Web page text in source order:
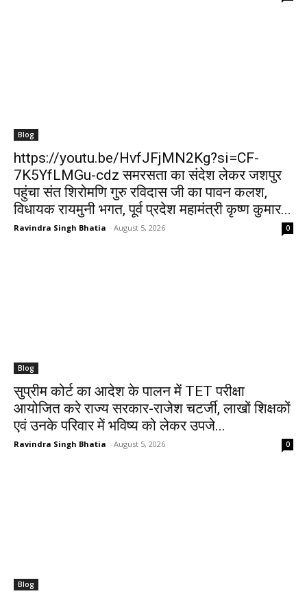
Blog
https://youtu.be/HvfJFjMN2Kg?si=CF-
7K5YfLMGu-cdz समरसता का संदेश लेकर जशपुर
पहुंचा संत शिरोमणि गुरु रविदास जी का पावन कलश,
विधायक रायमुनी भगत, पूर्व प्रदेश महामंत्री कृष्ण कुमार...
Ravindra Singh Bhatia - August 5, 2026 0
Blog
सुप्रीम कोर्ट का आदेश के पालन में TET परीक्षा
आयोजित करे राज्य सरकार-राजेश चटर्जी, लाखों शिक्षकों
एवं उनके परिवार में भविष्य को लेकर उपजे...
Ravindra Singh Bhatia - August 5, 2026 0
Blog